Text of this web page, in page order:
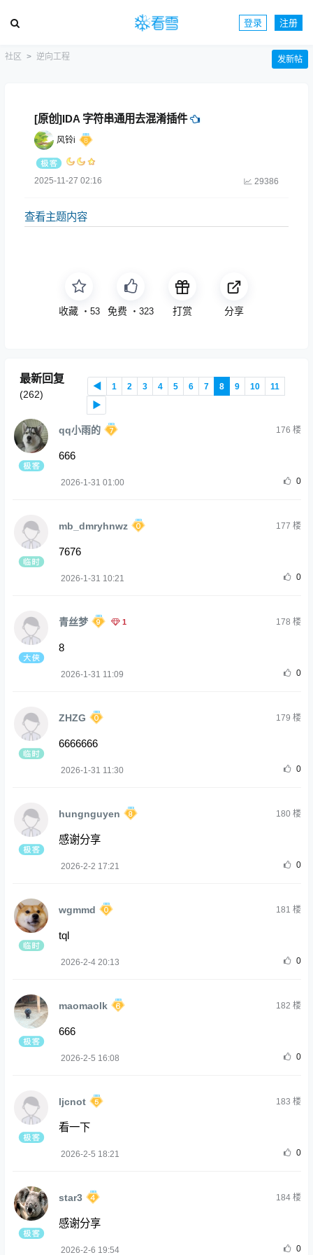
登录 注册
社区 逆向工程 发新帖
[原创]IDA 字符串通用去混淆插件
风铃i
2025-11-27 02:16 29386
查看主题内容
收藏 ・ 53 免费 ・ 323 打赏 分享
最新回复
(262)
◀ 1 2 3 4 5 6 7 8 9 10
11
▶
qq小雨的 176 楼
666
2026-1-31 01:00 0
mb_dmryhnwz 177 楼
7676
2026-1-31 10:21 0
青丝梦 1 178 楼
8
2026-1-31 11:09 0
ZHZG 179 楼
6666666
2026-1-31 11:30 0
hungnguyen 180楼
感谢分享
2026-2-2 17:21 0
wgmmd 181 楼
tql
2026-2-4 20:13 0
maomaolk 182 楼
666
2026-2-5 16:08 0
ljcnot 183 楼
看一下
2026-2-5 18:21 0
star3 184楼
感谢分享
2026-2-6 19:54 0